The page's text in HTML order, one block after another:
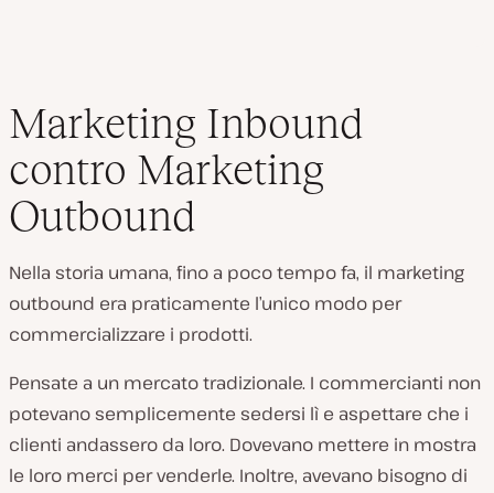
Marketing Inbound
contro Marketing
Outbound
Nella storia umana, fino a poco tempo fa, il marketing
outbound era praticamente l’unico modo per
commercializzare i prodotti.
Pensate a un mercato tradizionale. I commercianti non
potevano semplicemente sedersi lì e aspettare che i
clienti andassero da loro. Dovevano mettere in mostra
le loro merci per venderle. Inoltre, avevano bisogno di